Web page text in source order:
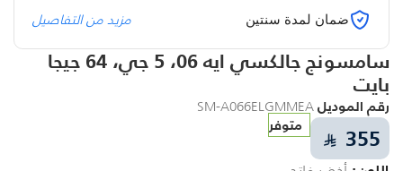
ضمان لمدة سنتين مزيد من التفاصيل
سامسونج جالكسي ايه 06، 5 جي، 64 جيجا
بايت
رقم الموديلSM-A066ELGMMEA
⃁ 355 متوفر